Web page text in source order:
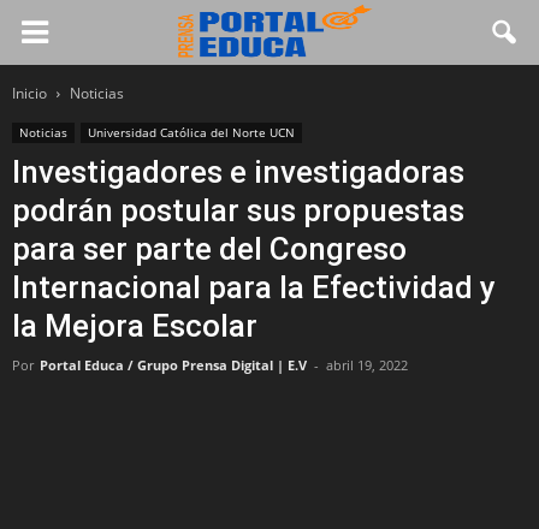
Inicio Noticias
Noticias Universidad Católica del Norte UCN
Investigadores e investigadoras
podrán postular sus propuestas
para ser parte del Congreso
Internacional para la Efectividad y
la Mejora Escolar
Por Portal Educa / Grupo Prensa Digital | E.V - abril 19, 2022